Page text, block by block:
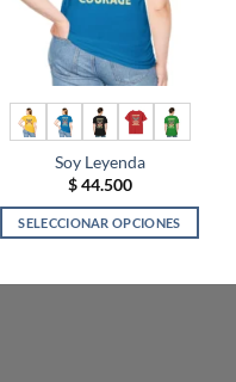
pueden
en
la
página
de
producto
Soy Leyenda
$44.500
SELECCIONAR OPCIONES